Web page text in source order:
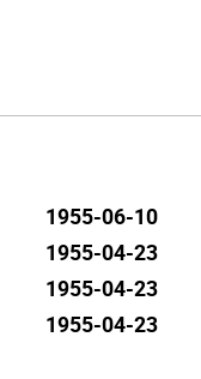
1955-06-10
1955-04-23
1955-04-23
1955-04-23